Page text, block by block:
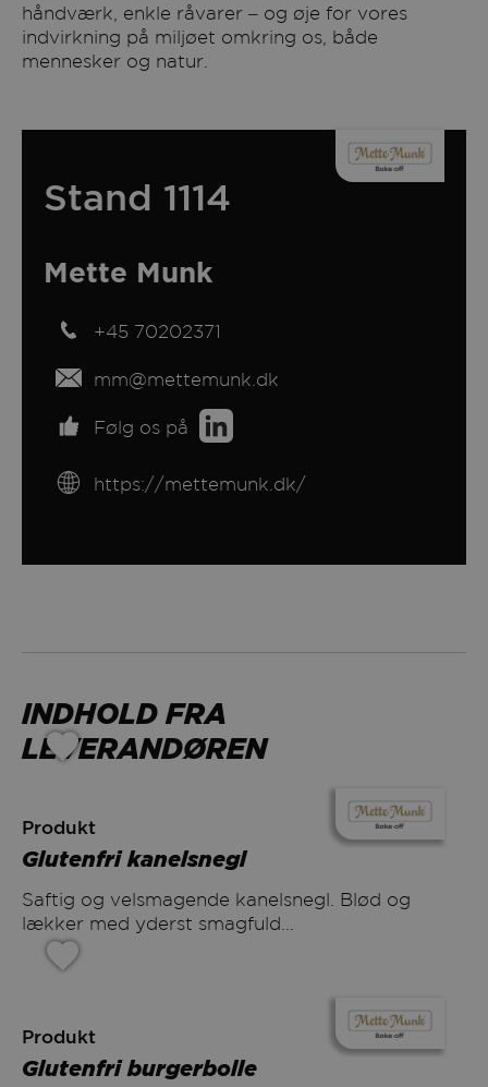
håndværk, enkle råvarer – og øje for vores
indvirkning på miljøet omkring os, både
mennesker og natur.
Stand 1114
Mette Munk
+45 70202371
mm@mettemunk.dk
Følg os på
https://mettemunk.dk/
INDHOLD FRA
LEVERANDØREN
Produkt
Glutenfri kanelsnegl
Saftig og velsmagende kanelsnegl. Blød og
lækker med yderst smagfuld...
Produkt
Glutenfri burgerbolle